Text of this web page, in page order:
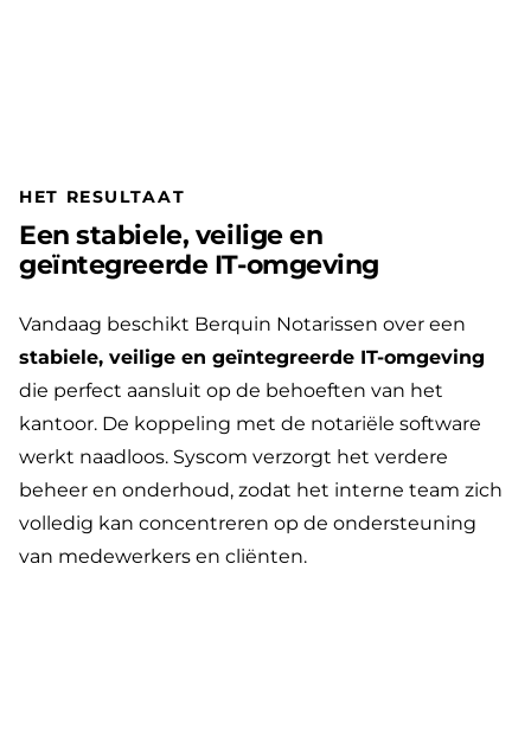
HET RESULTAAT
Een stabiele, veilige en
geïntegreerde IT-omgeving
Vandaag beschikt Berquin Notarissen over een
stabiele, veilige en geïntegreerde IT-omgeving
die perfect aansluit op de behoeften van het
kantoor. De koppeling met de notariële software
werkt naadloos. Syscom verzorgt het verdere
beheer en onderhoud, zodat het interne team zich
volledig kan concentreren op de ondersteuning
van medewerkers en cliënten.